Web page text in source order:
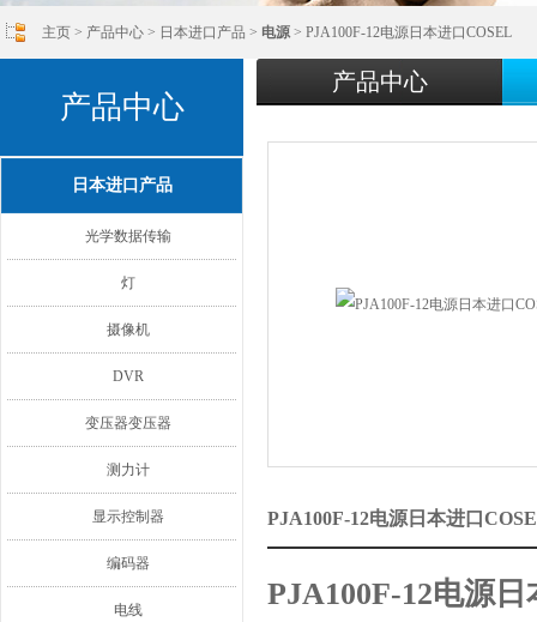
主页 > 产品中心 > 日本进口产品 > 电源> PJA100F-12电源日本进口COSEL
产品中心
日本进口产品
光学数据传输
灯
摄像机
DVR
变压器变压器
测力计
显示控制器
编码器
电线
产品中心
PJA100F-12电源日本进口
PJA100F-12电源